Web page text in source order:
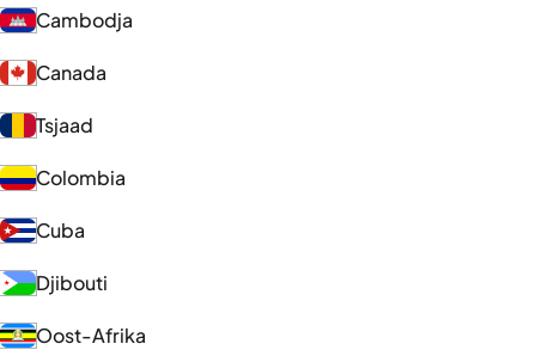
Cambodja
Canada
Tsjaad
Colombia
Cuba
Djibouti
Oost-Afrika